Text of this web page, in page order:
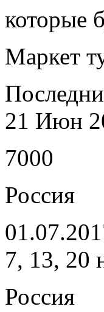
которые
Маркет
21 Июн
7000
Россия
7, 13, 20
Россия